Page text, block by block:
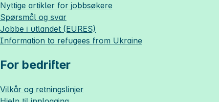
Nyttige artikler for jobbsøkere
Spørsmål og svar
Jobbe i utlandet (EURES)
Information to refugees from Ukraine
For bedrifter
Vilkår og retningslinjer